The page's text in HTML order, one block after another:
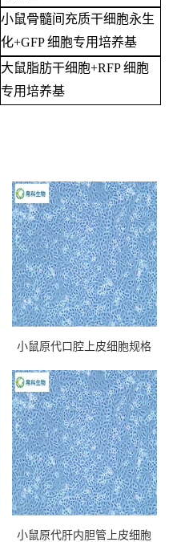
小鼠骨髓间充质干细胞永生
化+GFP 细胞专用培养基
大鼠脂肪干细胞+RFP 细胞
专用培养基
小鼠原代口腔上皮细胞规格
小鼠原代肝内胆管上皮细胞